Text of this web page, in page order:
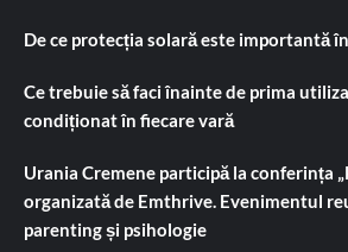
De ce protecția solară este importantă
Ce trebuie să faci înainte de prima
condiționat în fiecare vară
Urania Cremene participă la conferința
organizată de Emthrive. Evenimentul
parenting și psihologie